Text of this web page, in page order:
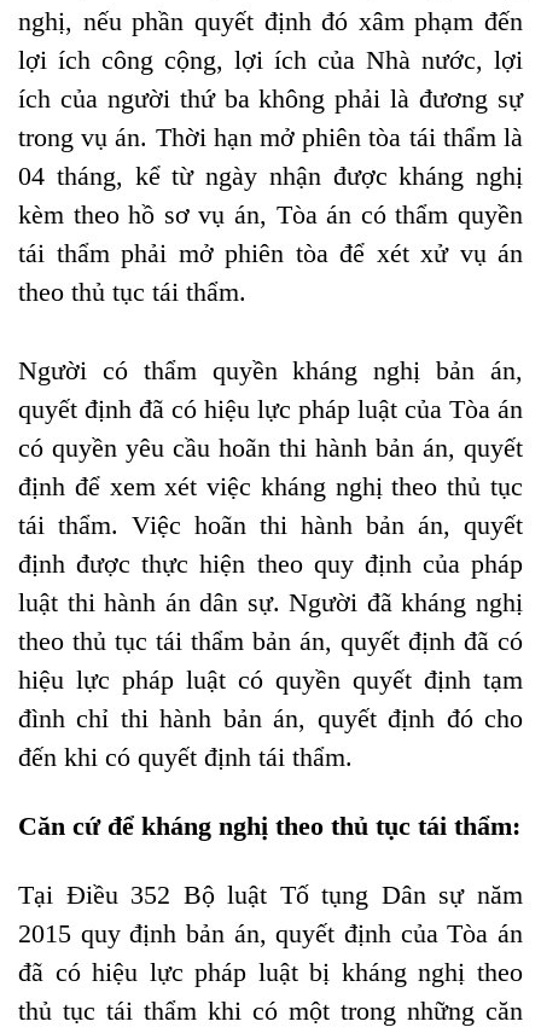
nghị, nếu phần quyết định đó xâm phạm đến
lợi ích công cộng, lợi ích của Nhà nước, lợi
ích của người thứ ba không phải là đương sự
trong vụ án. Thời hạn mở phiên tòa tái thẩm là
04 tháng, kể từ ngày nhận được kháng nghị
kèm theo hồ sơ vụ án, Tòa án có thẩm quyền
tái thẩm phải mở phiên tòa để xét xử vụ án
theo thủ tục tái thẩm.
Người có thẩm quyền kháng nghị bản án,
quyết định đã có hiệu lực pháp luật của Tòa án
có quyền yêu cầu hoãn thi hành bản án, quyết
định để xem xét việc kháng nghị theo thủ tục
tái thẩm. Việc hoãn thi hành bản án, quyết
định được thực hiện theo quy định của pháp
luật thi hành án dân sự. Người đã kháng nghị
theo thủ tục tái thẩm bản án, quyết định đã có
hiệu lực pháp luật có quyền quyết định tạm
đình chỉ thi hành bản án, quyết định đó cho
đến khi có quyết định tái thẩm.
Căn cứ để kháng nghị theo thủ tục tái thẩm:
Tại Điều 352 Bộ luật Tố tụng Dân sự năm
2015 quy định bản án, quyết định của Tòa án
đã có hiệu lực pháp luật bị kháng nghị theo
thủ tục tái thẩm khi có một trong những căn